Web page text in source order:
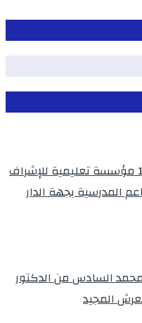
الدكتور نوفل كديلي يتفقد 12 مؤسسة تعليمية للإشراف
المدرسية بجهة الدار
محمد السادس من الدكتور
المجيد